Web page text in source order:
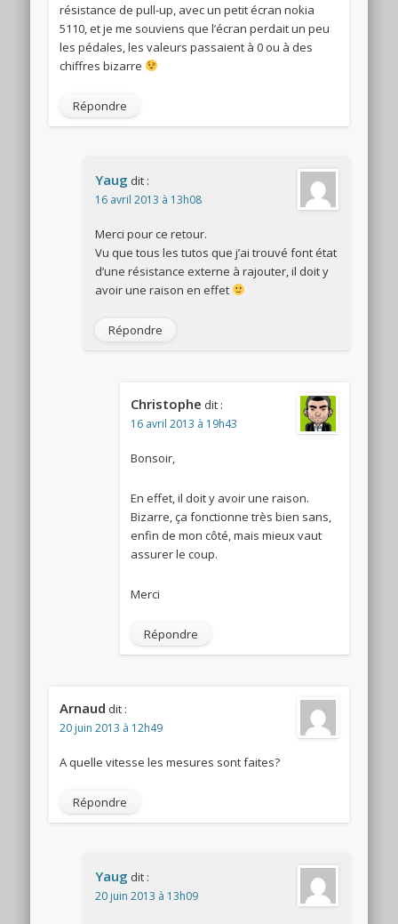
résistance de pull-up, avec un petit écran nokia
5110, et je me souviens que l’écran perdait un peu
les pédales, les valeurs passaient à 0 ou à des
chiffres bizarre
Répondre
Yaug dit :
16 avril 2013 à 13h08
Merci pour ce retour.
Vu que tous les tutos que j’ai trouvé font état
d’une résistance externe à rajouter, il doit y
avoir une raison en effet
Répondre
Christophe dit :
16 avril 2013 à 19h43
Bonsoir,
En effet, il doit y avoir une raison.
Bizarre, ça fonctionne très bien sans,
enfin de mon côté, mais mieux vaut
assurer le coup.
Merci
Répondre
Arnaud dit :
20 juin 2013 à 12h49
A quelle vitesse les mesures sont faites?
Répondre
Yaug dit :
20 juin 2013 à 13h09